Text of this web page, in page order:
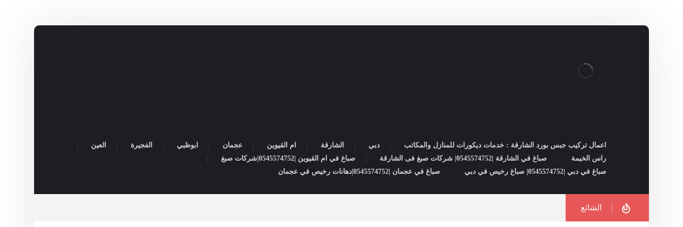
اعمال تركيب جبس بورد الشارقة : خدمات ديكورات للمنازل والمكاتب دبي الشارقة ام القيوين عجمان ابوظبي الفجيرة
العين
راس الخيمة
صباغ في الشارقة |0545574752| شركات صبغ فى الشارقة
صباغ في ام القيوين |0545574752|شركات صبغ
صباغ في دبي |0545574752| صباغ رخيص في دبي
صباغ في عجمان |0545574752|دهانات رخيص في عجمان
الشائع